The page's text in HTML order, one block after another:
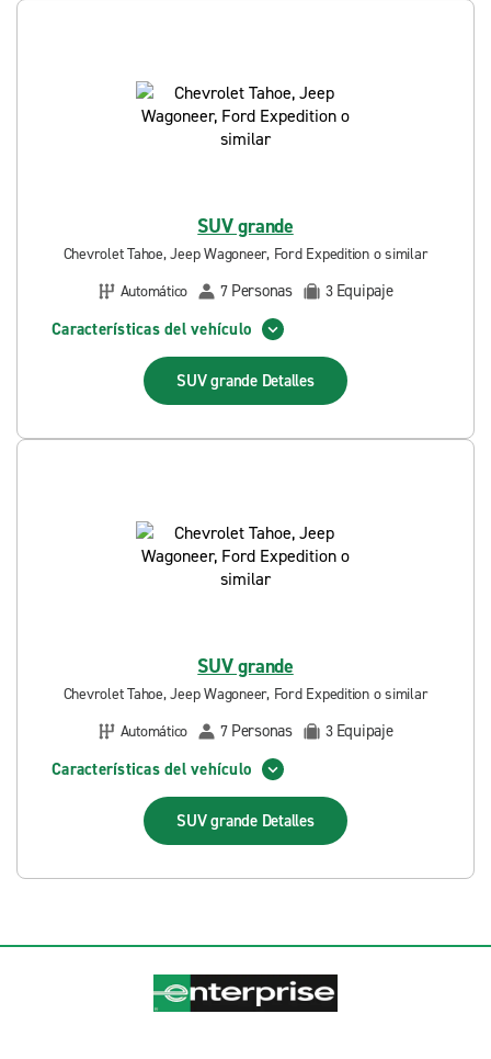
SUV grande
Chevrolet Tahoe, Jeep Wagoneer, Ford Expedition o similar
Automático
7 Personas 3 Equipaje
Características del vehículo
SUV grande Detalles
SUV grande
Chevrolet Tahoe, Jeep Wagoneer, Ford Expedition o similar
Automático
7 Personas 3 Equipaje
Características del vehículo
SUV grande Detalles